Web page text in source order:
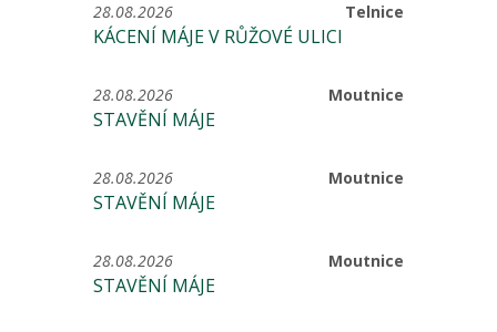
Telnice
28.08.2026
KÁCENÍ MÁJE V RŮŽOVÉ ULICI
Moutnice
28.08.2026
STAVĚNÍ MÁJE
Moutnice
28.08.2026
STAVĚNÍ MÁJE
Moutnice
28.08.2026
STAVĚNÍ MÁJE